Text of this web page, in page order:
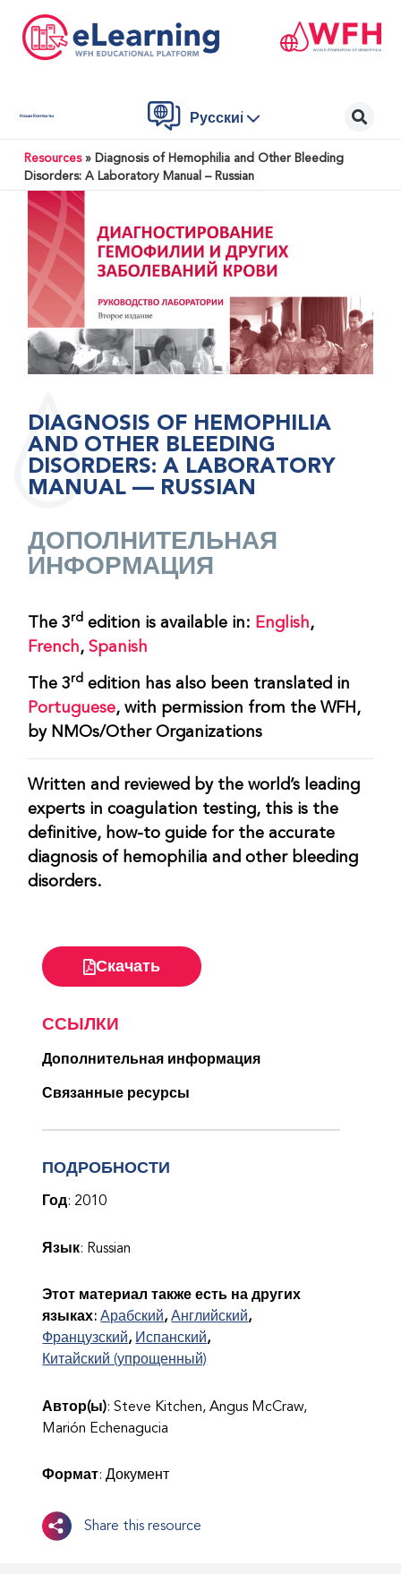
Наши Контакты Русский
Resources» Diagnosis of Hemophilia and Other Bleeding
Disorders: A Laboratory Manual – Russian
Скачать
ССЫЛКИ
Дополнительная информация
Связанные ресурсы
ПОДРОБНОСТИ
Год: 2010
Язык: Russian
Этот материал также есть на других
языках:Арабский Английский
Французский
Испанский
Китайский (упрощенный)
Автор(ы): Steve Kitchen, Angus McCraw,
Marión Echenagucia
Формат: Документ
Share this resource
DIAGNOSIS OF HEMOPHILIA
AND OTHER BLEEDING
DISORDERS: A LABORATORY
MANUAL — RUSSIAN
ДОПОЛНИТЕЛЬНАЯ
ИНФОРМАЦИЯ
The 3rd edition is available in: English,
French,Spanish
The 3rd edition has also been translated in
Portuguese, with permission from the WFH,
by NMOs/Other Organizations
Written and reviewed by the world’s leading
experts in coagulation testing, this is the
definitive, how-to guide for the accurate
diagnosis of hemophilia and other bleeding
disorders.